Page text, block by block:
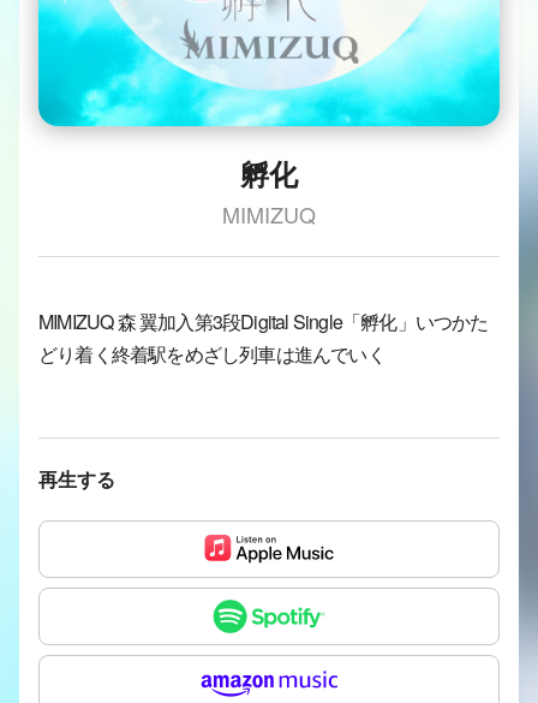
孵化
MIMIZUQ
MIMIZUQ 森 翼加入第3段Digital Single「孵化」いつかた
どり着く終着駅をめざし列車は進んでいく
再生する